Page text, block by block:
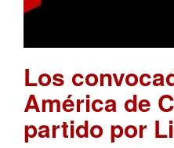
Los
América de
partido por